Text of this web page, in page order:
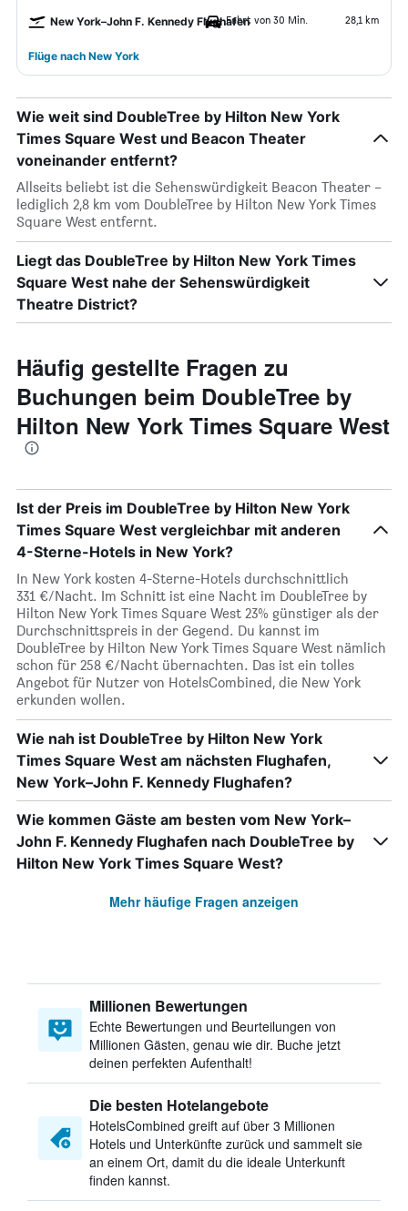
New York–John F. Kennedy FlughafenFahrt von 30 Min. 28,1 km
Flüge nach New York
Wie weit sind DoubleTree by Hilton New York
Times Square West und Beacon Theater
voneinander entfernt?
Allseits beliebt ist die Sehenswürdigkeit Beacon Theater –
lediglich 2,8 km vom DoubleTree by Hilton New York Times
Square West entfernt.
Liegt das DoubleTree by Hilton New York Times
Square West nahe der Sehenswürdigkeit
Theatre District?
Häufig gestellte Fragen zu
Buchungen beim DoubleTree by
Hilton New York Times Square West
Ist der Preis im DoubleTree by Hilton New York
Times Square West vergleichbar mit anderen
4-Sterne-Hotels in New York?
In New York kosten 4-Sterne-Hotels durchschnittlich
331 €/Nacht. Im Schnitt ist eine Nacht im DoubleTree by
Hilton New York Times Square West 23% günstiger als der
Durchschnittspreis in der Gegend. Du kannst im
DoubleTree by Hilton New York Times Square West nämlich
schon für 258 €/Nacht übernachten. Das ist ein tolles
Angebot für Nutzer von HotelsCombined, die New York
erkunden wollen.
Wie nah ist DoubleTree by Hilton New York
Times Square West am nächsten Flughafen,
New York–John F. Kennedy Flughafen?
Wie kommen Gäste am besten vom New York–
John F. Kennedy Flughafen nach DoubleTree by
Hilton New York Times Square West?
Mehr häufige Fragen anzeigen
Millionen Bewertungen
Echte Bewertungen und Beurteilungen von
Millionen Gästen, genau wie dir. Buche jetzt
deinen perfekten Aufenthalt!
Die besten Hotelangebote
HotelsCombined greift auf über 3 Millionen
Hotels und Unterkünfte zurück und sammelt sie
an einem Ort, damit du die ideale Unterkunft
finden kannst.